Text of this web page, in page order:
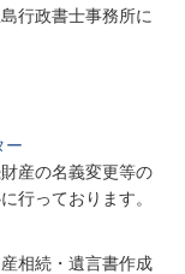
行政書士事務所に
ー
産の名義変更等の
行っております。
相続・遺言書作成